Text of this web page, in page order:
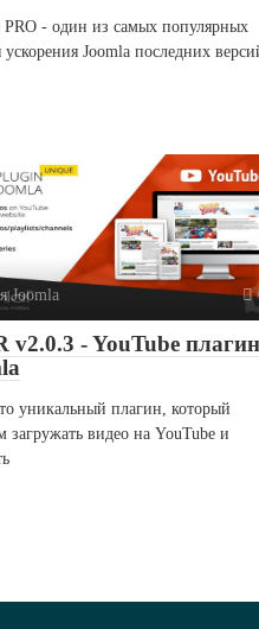
PRO - один из самых популярных
Joomla последних
Joomla
v2.0.3 - YouTube плагин
уникальный плагин, который
загружать видео на YouTube и